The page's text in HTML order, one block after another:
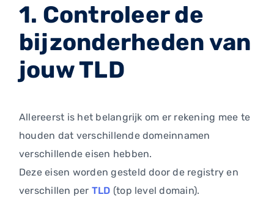
1. Controleer de
bijzonderheden van
jouw TLD
Allereerst is het belangrijk om er rekening mee te
houden dat verschillende domeinnamen
verschillende eisen hebben.
Deze eisen worden gesteld door de registry en
verschillen per TLD (top level domain).